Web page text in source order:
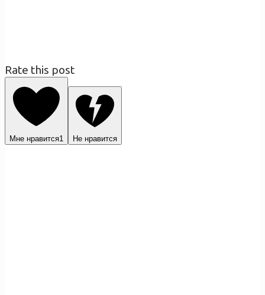
Rate this post
Мне нравится1 Не нравится